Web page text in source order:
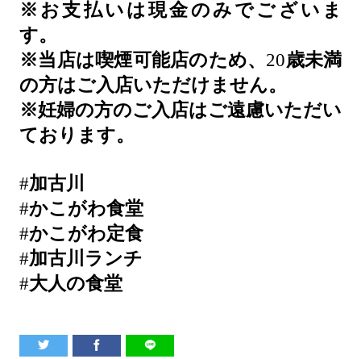
※お支払いは現金のみでございま
す。
※当店は喫煙可能店のため、 20歳未満
の方はご入店いただけません。
※妊婦の方のご入店はご遠慮いただい
ております。
#加古川
#かこがわ食堂
#かこがわ定食
#加古川ランチ
#大人の食堂